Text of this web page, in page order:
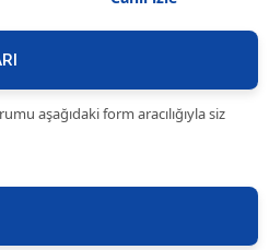
aşağıdaki form aracılığıyla siz